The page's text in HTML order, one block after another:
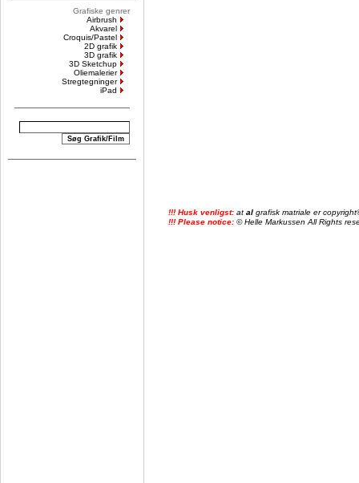
Grafiske genrer
Airbrush
Akvarel
Croquis/Pastel
2D grafik
3D grafik
3D Sketchup
Oliemalerier
Stregtegninger
iPad
!!! Husk venligst: at al grafisk matriale er
!!! Please notice: © Helle Markussen All Rights